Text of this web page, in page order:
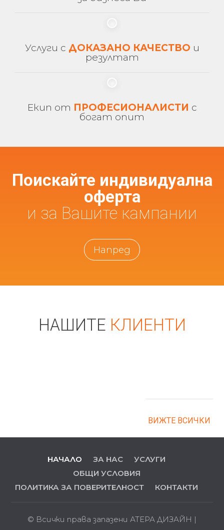
Услуги с ДОКАЗАНО КАЧЕСТВО и
резултат
Екип от ПРОФЕСИОНАЛИСТИ с
богат опит
Поискайте индивидуална
оферта
и за Вашите кампании
Напред
НАШИТЕ КЛИЕНТИ
ВИЖТЕ ВСИЧКИ
НАЧАЛО ЗА НАС
УСЛУГИ
ОБЩИ УСЛОВИЯ
ПОЛИТИКА ЗА ПОВЕРИТЕЛНОСТ
КОНТАКТИ
© Всички права запазени АТЕРА ДИЗАЙН |